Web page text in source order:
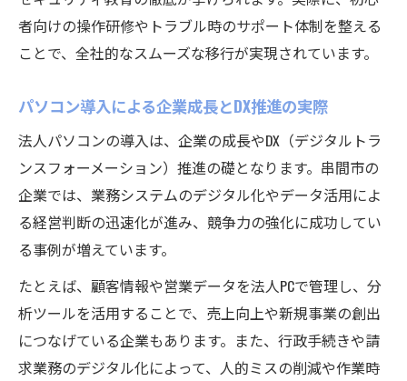
者向けの操作研修やトラブル時のサポート体制を整える
ことで、全社的なスムーズな移行が実現されています。
パソコン導入による企業成長とDX推進の実際
法人パソコンの導入は、企業の成長やDX（デジタルトラ
ンスフォーメーション）推進の礎となります。串間市の
企業では、業務システムのデジタル化やデータ活用によ
る経営判断の迅速化が進み、競争力の強化に成功してい
る事例が増えています。
たとえば、顧客情報や営業データを法人PCで管理し、分
析ツールを活用することで、売上向上や新規事業の創出
につなげている企業もあります。また、行政手続きや請
求業務のデジタル化によって、人的ミスの削減や作業時